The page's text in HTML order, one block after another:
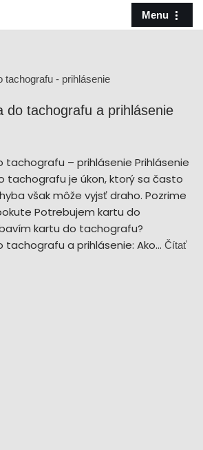
Menu
do tachografu a prihlásenie
tachografu – prihlásenie Prihlásenie
tachografu je úkon, ktorý sa často
však môže vyjsť draho. Pozrime
Potrebujem kartu do
kartu do tachografu?
tachografu a prihlásenie: Ako… Čítať